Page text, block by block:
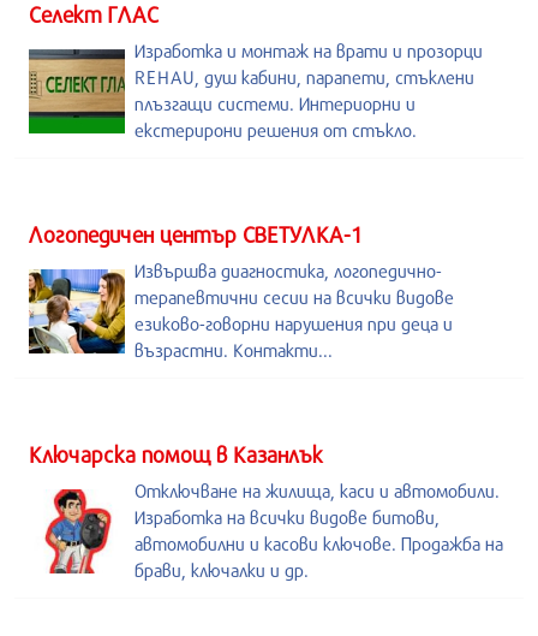
Селект ГЛАС
Изработка и монтаж на врати и прозорци
REHAU, душ кабини, парапети, стъклени
плъзгащи системи. Интериорни и
екстерирони решения от стъкло.
Логопедичен център СВЕТУЛКА-1
Извършва диагностика, логопедично-
терапевтични сесии на всички видове
езиково-говорни нарушения при деца и
възрастни. Контакти...
Kлючарска помощ в Казанлък
Отключване на жилища, каси и автомобили.
Изработка на всички видове битови,
автомобилни и касови ключове. Продажба на
брави, ключалки и др.